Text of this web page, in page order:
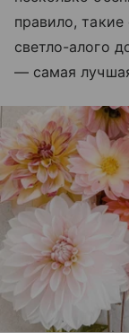
правило,
светло-алого
— самая